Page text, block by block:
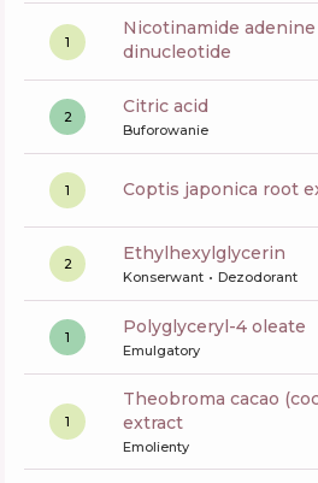
1
nicotinamide adenine
dinucleotide
2 citric acid
Buforowanie
1 coptis japonica root
2 ethylhexylglycerin
Konserwant Dezodorant
1 polyglyceryl-4 oleate
Emulgatory
1
theobroma cacao (cocoa) seed
extract
Emolienty